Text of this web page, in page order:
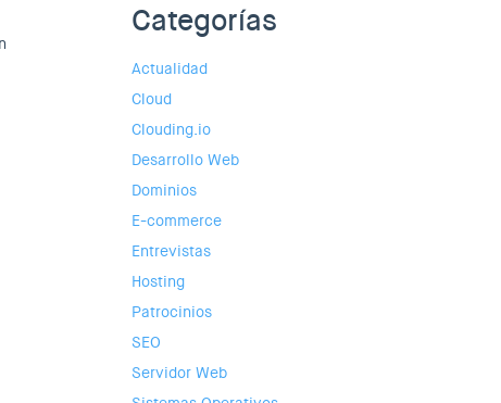
Categorías
Actualidad
Cloud
Clouding.io
Desarrollo Web
Dominios
E-commerce
Entrevistas
Hosting
Patrocinios
SEO
Servidor Web